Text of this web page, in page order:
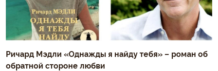
Ричард Мэдли «Однажды я найду тебя» – роман об
обратной стороне любви